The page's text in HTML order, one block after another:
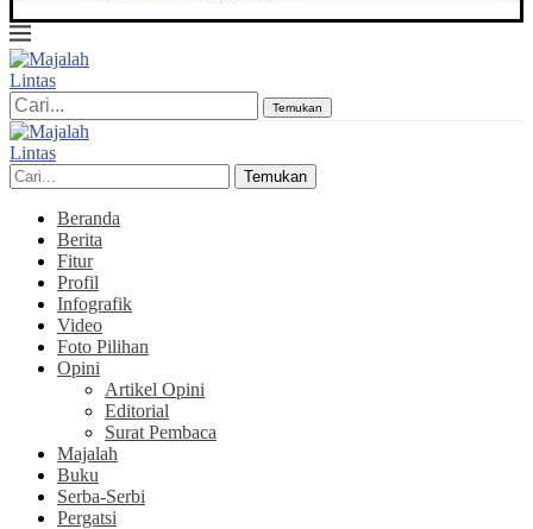
Temukan
Temukan
Beranda
Berita
Fitur
Profil
Infografik
Video
Foto Pilihan
Opini
Artikel Opini
Editorial
Surat Pembaca
Majalah
Buku
Serba-Serbi
Pergatsi